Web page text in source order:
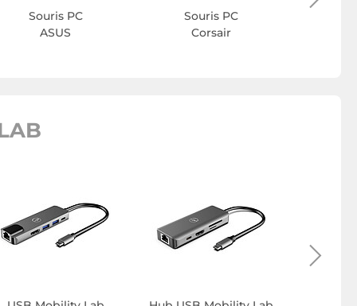
Souris PC
ASUS
Souris PC
Corsair